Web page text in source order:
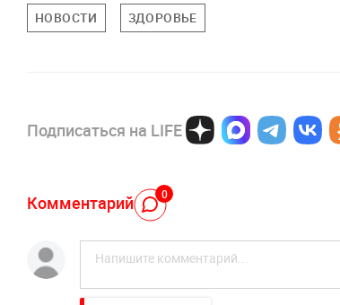
НОВОСТИ ЗДОРОВЬЕ
Подписаться на LIFE
Комментарий 0